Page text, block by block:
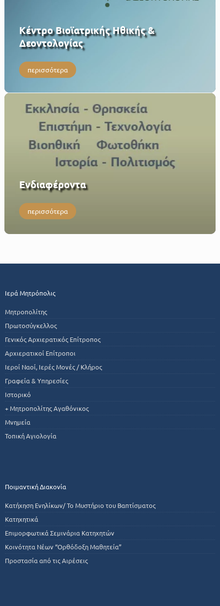
Κέντρο Βιοϊατρικής Ηθικής &
Δεοντολογίας
περισσότερα
Eνδιαφέροντα
περισσότερα
Ιερά Μητρόπολις
Μητροπολίτης
Πρωτοσύγκελλος
Γενικός Αρχιερατικός Επίτροπος
Αρχιερατικοί Επίτροποι
Ιεροί Ναοί, Ιερές Μονές / Κλήρος
Γραφεία & Υπηρεσίες
Ιστορικό
+ Μητροπολίτης Αγαθόνικος
Μνημεία
Τοπική Αγιολογία
Ποιμαντική Διακονία
Κατήχηση Ενηλίκων/ Το Μυστήριο του Βαπτίσματος
Κατηχητικά
Επιμορφωτικά Σεμινάρια Κατηχητών
Κοινότητα Νέων “Ορθόδοξη Μαθητεία”
Προστασία από τις Αιρέσεις